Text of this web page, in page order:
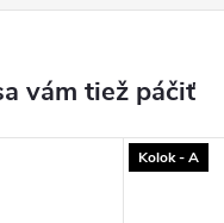
Kolok - A